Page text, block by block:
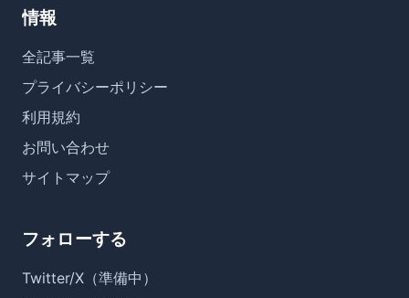
情報
全記事一覧
プライバシーポリシー
利用規約
お問い合わせ
サイトマップ
フォローする
Twitter/X（準備中）